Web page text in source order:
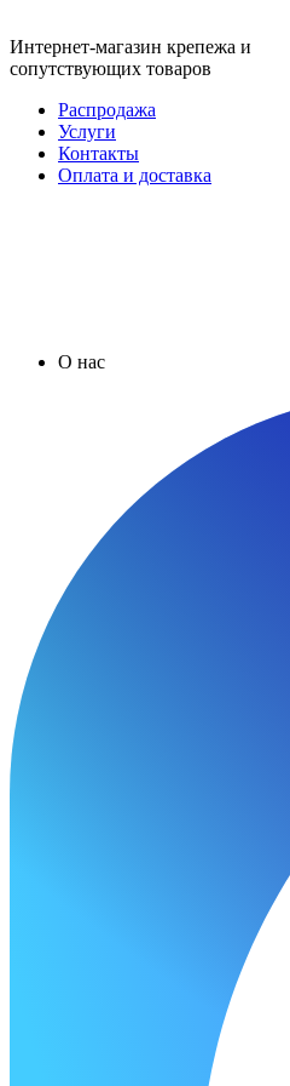
Интернет-магазин крепежа и
сопутствующих товаров
Распродажа
Услуги
Контакты
Оплата и доставка
О нас